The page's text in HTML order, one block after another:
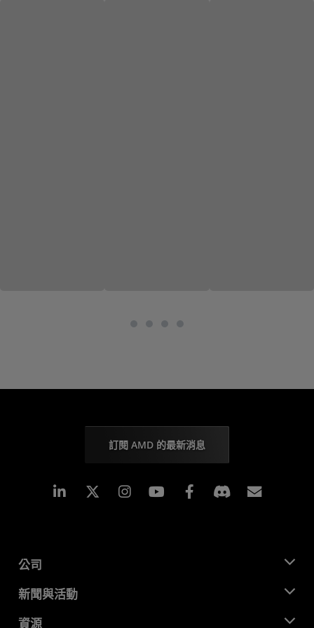
訂閱 AMD 的最新消息
Linkedin Instagram Facebook
公司
關於 AMD
新聞與活動
新聞室
資源